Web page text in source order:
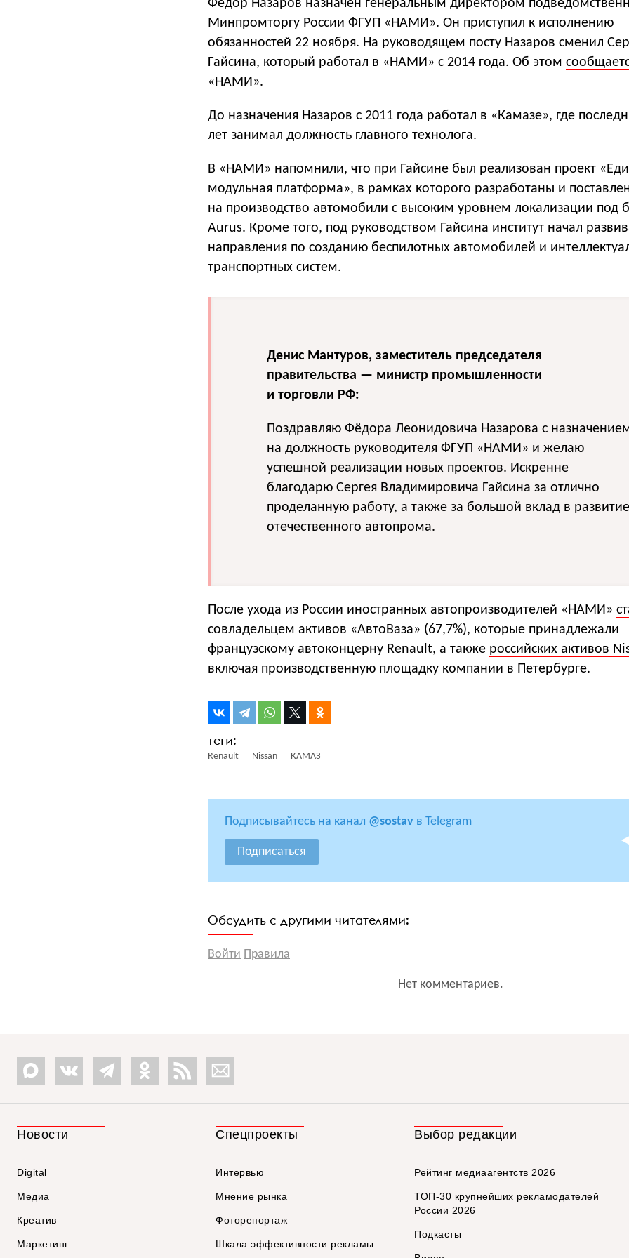
Фёдор Назаров назначен генеральным директором
Минпромторгу России ФГУП «НАМИ». Он приступил к исполнению
обязанностей 22 ноября. На руководящем посту Назаров сменил
Гайсина, который работал в «НАМИ» с 2014 года. Об этом
«НАМИ».
До назначения Назаров с 2011 года работал в «Камазе», где
лет занимал должность главного технолога.
В «НАМИ» напомнили, что при Гайсине был реализован проект
модульная платформа», в рамках которого разработаны и
на производство автомобили с высоким уровнем локализации под
Aurus. Кроме того, под руководством Гайсина институт начал
направления по созданию беспилотных автомобилей и
транспортных систем.
Денис Мантуров, заместитель председателя
правительства — министр промышленности
и торговли РФ:
Поздравляю Фёдора Леонидовича Назарова с
на должность руководителя ФГУП «НАМИ» и желаю
успешной реализации новых проектов. Искренне
благодарю Сергея Владимировича Гайсина за отлично
проделанную работу, а также за большой вклад в развитие
отечественного автопрома.
После ухода из России иностранных автопроизводителей «НАМИ»
совладельцем активов «АвтоВаза» (67,7%), которые принадлежали
французскому автоконцерну Renault, а также российских активов
включая производственную площадку компании в Петербурге.
Renault Nissan КАМАЗ
Подписывайтесь на канал @sostav в Telegram
Подписаться
Обсудить с другими читателями:
Войти Правила
Нет комментариев.
Новости
Digital
Медиа
Креатив
Маркетинг
Спецпроекты
Интервью
Мнение рынка
Фоторепортаж
Шкала эффективности рекламы
Выбор редакции
Рейтинг медиаагентств 2026
ТОП-30 крупнейших рекламодателей
России 2026
Подкасты